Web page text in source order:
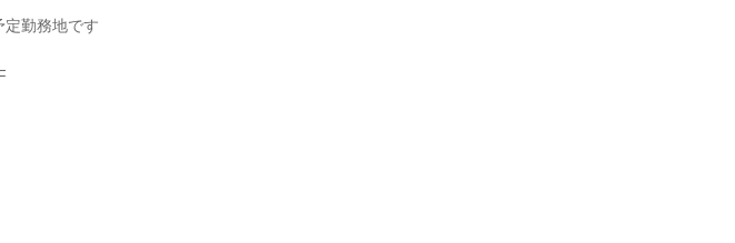
勤務地です